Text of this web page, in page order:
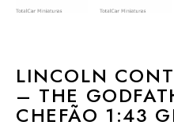
LINCOLN
– THE
CHEFÃO 1:43